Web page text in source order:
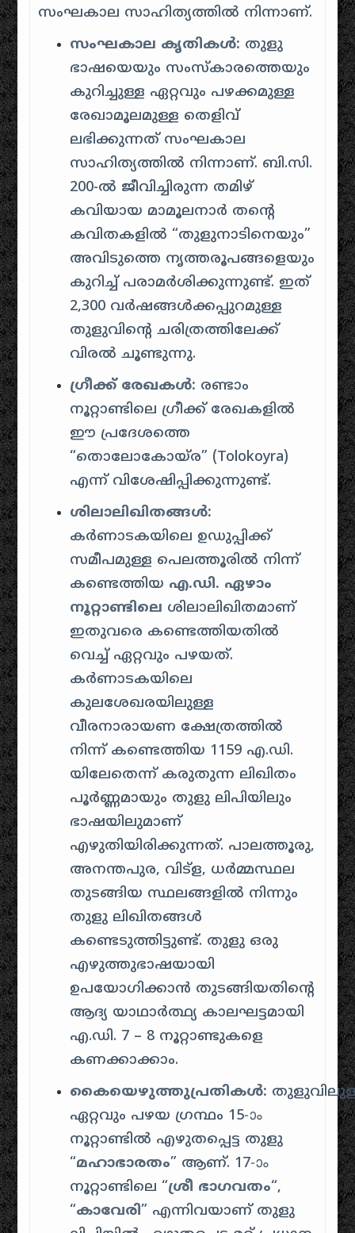
സംഘകാല സാഹിത്യത്തിൽ നിന്നാണ്.
സംഘകാല കൃതികൾ: തുളു
ഭാഷയെയും സംസ്കാരത്തെയും
കുറിച്ചുള്ള ഏറ്റവും പഴക്കമുള്ള
രേഖാമൂലമുള്ള തെളിവ്
ലഭിക്കുന്നത് സംഘകാല
സാഹിത്യത്തിൽ നിന്നാണ്. ബി.സി.
200-ൽ ജീവിച്ചിരുന്ന തമിഴ്
കവിയായ മാമൂലനാർ തൻ്റെ
കവിതകളിൽ “തുളുനാടിനെയും”
അവിടുത്തെ നൃത്തരൂപങ്ങളെയും
കുറിച്ച് പരാമർശിക്കുന്നുണ്ട്. ഇത്
2,300 വർഷങ്ങൾക്കപ്പുറമുള്ള
തുളുവിൻ്റെ ചരിത്രത്തിലേക്ക്
വിരൽ ചൂണ്ടുന്നു.
ഗ്രീക്ക് രേഖകൾ: രണ്ടാം
നൂറ്റാണ്ടിലെ ഗ്രീക്ക് രേഖകളിൽ
ഈ പ്രദേശത്തെ
“തൊലോകോയ്ര” (Tolokoyra)
എന്ന് വിശേഷിപ്പിക്കുന്നുണ്ട്.
ശിലാലിഖിതങ്ങൾ:
കർണാടകയിലെ ഉഡുപ്പിക്ക്
സമീപമുള്ള പെലത്തൂരിൽ നിന്ന്
കണ്ടെത്തിയ എ.ഡി. ഏഴാം
നൂറ്റാണ്ടിലെ ശിലാലിഖിതമാണ്
ഇതുവരെ കണ്ടെത്തിയതിൽ
വെച്ച് ഏറ്റവും പഴയത്.
കർണാടകയിലെ
കുലശേഖരയിലുള്ള
വീരനാരായണ ക്ഷേത്രത്തിൽ
നിന്ന് കണ്ടെത്തിയ 1159 എ.ഡി.
യിലേതെന്ന് കരുതുന്ന ലിഖിതം
പൂർണ്ണമായും തുളു ലിപിയിലും
ഭാഷയിലുമാണ്
എഴുതിയിരിക്കുന്നത്. പാലത്തൂരു,
അനന്തപുര, വിട്ള, ധർമ്മസ്ഥല
തുടങ്ങിയ സ്ഥലങ്ങളിൽ നിന്നും
തുളു ലിഖിതങ്ങൾ
കണ്ടെടുത്തിട്ടുണ്ട്. തുളു ഒരു
എഴുത്തുഭാഷയായി
ഉപയോഗിക്കാൻ തുടങ്ങിയതിന്റെ
ആദ്യ യാഥാർത്ഥ്യ കാലഘട്ടമായി
എ.ഡി. 7 – 8 നൂറ്റാണ്ടുകളെ
കണക്കാക്കാം.
കൈയെഴുത്തുപ്രതികൾ:
ഏറ്റവും പഴയ ഗ്രന്ഥം 15-ാം
നൂറ്റാണ്ടിൽ എഴുതപ്പെട്ട തുളു
“മഹാഭാരതം” ആണ്. 17-ാം
നൂറ്റാണ്ടിലെ “ശ്രീ ഭാഗവതം“,
“കാവേരി” എന്നിവയാണ് തുളു